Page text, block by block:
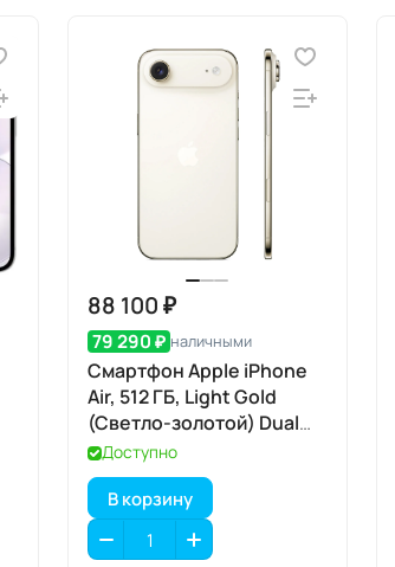
88 100 ₽
79 290 ₽ наличными
Смартфон Apple iPhone
Air, 512 ГБ, Light Gold
(Светло-золотой) Dual
eSIM
Доступно
В корзину